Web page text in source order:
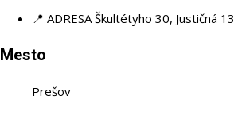
📍 ADRESA Škultétyho 30, Justičná 13
Mesto
Prešov